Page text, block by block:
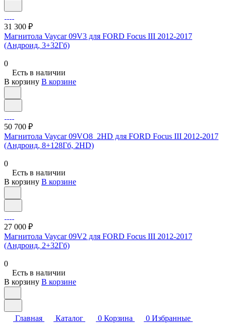
31 300 ₽
Магнитола Vaycar 09V3 для FORD Focus III 2012-2017
(Андроид, 3+32Гб)
0
Есть в наличии
В корзину В корзине
50 700 ₽
Магнитола Vaycar 09VO8_2HD для FORD Focus III 2012-2017
(Андроид, 8+128Гб, 2HD)
0
Есть в наличии
В корзину В корзине
27 000 ₽
Магнитола Vaycar 09V2 для FORD Focus III 2012-2017
(Андроид, 2+32Гб)
0
Есть в наличии
В корзину В корзине
Главная Каталог 0 Корзина 0 Избранные